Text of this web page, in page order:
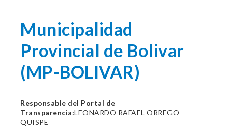
Municipalidad
Provincial de Bolivar
(MP-BOLIVAR)
Responsable del Portal de
Transparencia:LEONARDO RAFAEL ORREGO
QUISPE